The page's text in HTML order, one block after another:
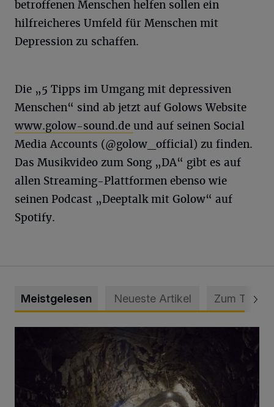
betroffenen Menschen helfen sollen ein
hilfreicheres Umfeld für Menschen mit
Depression zu schaffen.
Die „5 Tipps im Umgang mit depressiven
Menschen“ sind ab jetzt auf Golows Website
www.golow-sound.de und auf seinen Social
Media Accounts (@golow_official) zu finden.
Das Musikvideo zum Song „DA“ gibt es auf
allen Streaming-Plattformen ebenso wie
seinen Podcast „Deeptalk mit Golow“ auf
Spotify.
Meistgelesen Neueste Artikel Zum Thema